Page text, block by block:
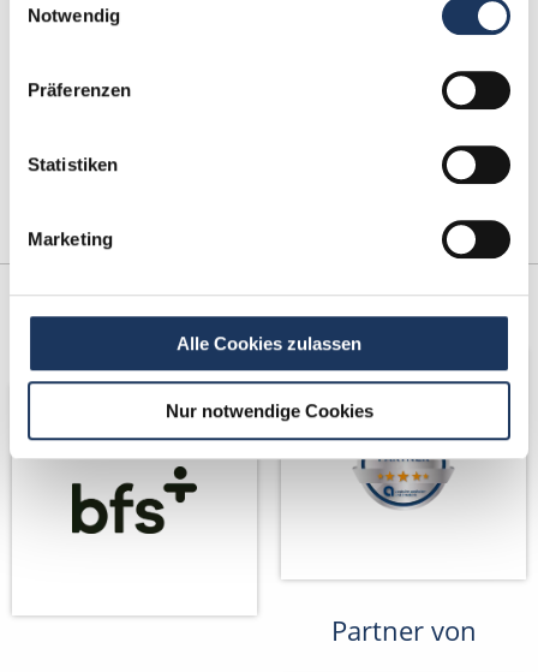
Notwendig
Präferenzen
Statistiken
Marketing
Alle Cookies zulassen
Nur notwendige Cookies
Kooperations-
Partner
Netzwerk-Partner
Partner von